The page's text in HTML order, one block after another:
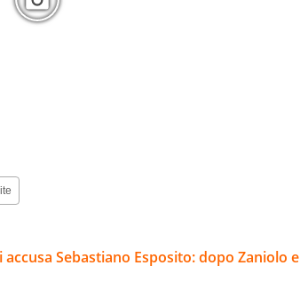
accusa Sebastiano Esposito: dopo Zaniolo e